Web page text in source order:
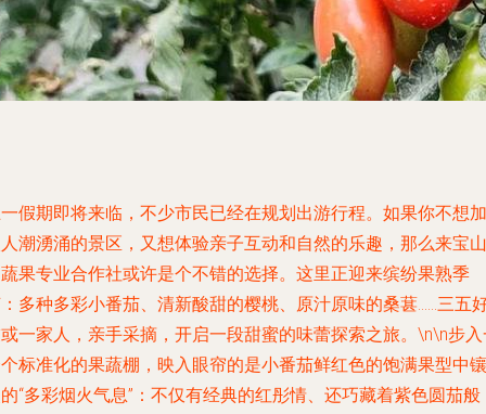
假期即将来临，不少市民已经在规划出游行程。如果你不想加
潮湧涌的景区，又想体验亲子互动和自然的乐趣，那么来宝山
果专业合作社或许是个不错的选择。这里正迎来缤纷果熟季
多种多彩小番茄、清新酸甜的樱桃、原汁原味的桑葚……三五
一家人，亲手采摘，开启一段甜蜜的味蕾探索之旅。\n\n步
标准化的果蔬棚，映入眼帘的是小番茄鲜红色的饱满果型中镶
“多彩烟火气息”：不仅有经典的红彤情、还巧藏着紫色圆茄般